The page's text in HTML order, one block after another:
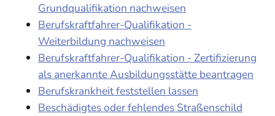
Grundqualifikation nachweisen
Berufskraftfahrer-Qualifikation -
Weiterbildung nachweisen
Berufskraftfahrer-Qualifikation - Zertifizierung
als anerkannte Ausbildungsstätte beantragen
Berufskrankheit feststellen lassen
Beschädigtes oder fehlendes Straßenschild